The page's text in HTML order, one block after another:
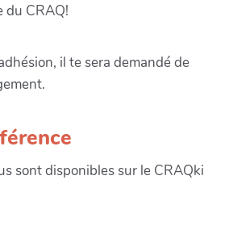
du CRAQ!
il te sera demandé de
sont disponibles sur le CRAQki